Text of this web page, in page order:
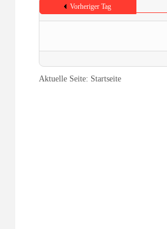
Vorheriger Tag
Aktuelle Seite: Startseite